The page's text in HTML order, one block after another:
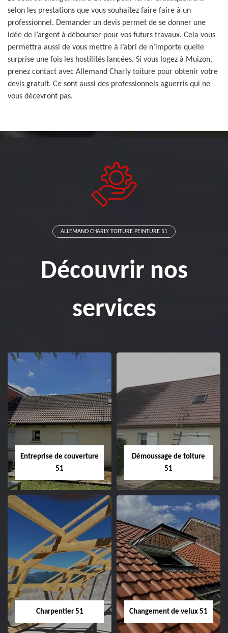
selon les prestations que vous souhaitez faire faire à un
professionnel. Demander un devis permet de se donner une
idée de l’argent à débourser pour vos futurs travaux. Cela vous
permettra aussi de vous mettre à l’abri de n’importe quelle
surprise une fois les hostilités lancées. Si vous logez à Muizon,
prenez contact avec Allemand Charly toiture pour obtenir votre
devis gratuit. Ce sont aussi des professionnels aguerris qui ne
vous décevront pas.
ALLEMAND CHARLY TOITURE PEINTURE 51
Découvrir nos
services
Entreprise de couverture
51
Entreprise de
couverture 51
Démoussage de toiture
51
Démoussage de
toiture 51
Charpentier 51 Changement de velux 51